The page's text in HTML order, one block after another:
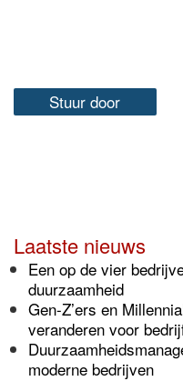
Stuur door
Laatste nieuws
Een op de vier
duurzaamheid
Gen-Z’ers en
veranderen voor
moderne bedrijven